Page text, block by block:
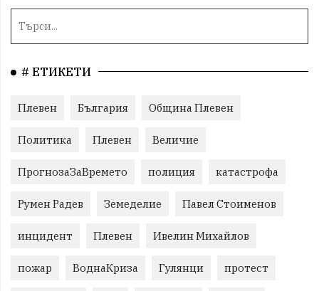
# ЕТИКЕТИ
Плевен България Община Плевен
Политика Плевен Величие
ПрогнозаЗаВремето полиция катастрофа
Румен Радев Земеделие Павел Стоименов
инцидент Плевен Ивелин Михайлов
пожар ВоднаКриза Гулянци протест